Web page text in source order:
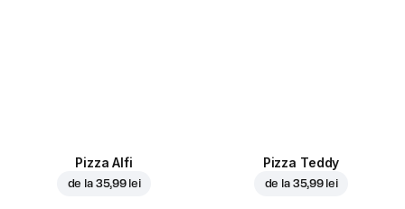
Pizza Alfi
de la 35,99 lei
Pizza Teddy
de la 35,99 lei